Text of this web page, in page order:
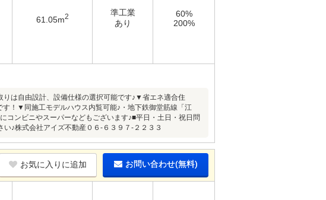
61.05m2
準工業
あり
60%
200%
は自由設計、設備仕様の選択可能です♪▼省エネ適合住
！▼同施工モデルハウス内覧可能♪・地下鉄御堂筋線「江
コンビニやスーパーなどもございます♪■平日・土日・祝日問
♪株式会社アイズ不動産０６-６３９７-２２３３
お気に入りに追加 お問い合わせ(無料)